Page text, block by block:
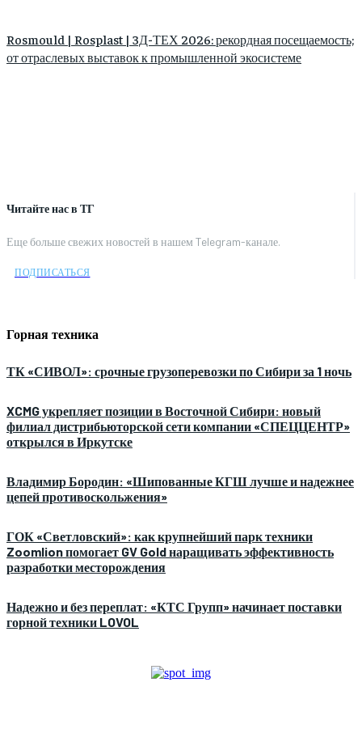
Читайте нас в ТГ
Еще больше свежих новостей в нашем Telegram-канале.
ПОДПИСАТЬСЯ
Горная техника
ТК «СИВОЛ»: срочные грузоперевозки по Сибири за 1 ночь
XCMG укрепляет позиции в Восточной Сибири: новый
филиал дистрибьюторской сети компании «СПЕЦЦЕНТР»
открылся в Иркутске
Владимир Бородин: «Шипованные КГШ лучше и надежнее
цепей противоскольжения»
ГОК «Светловский»: как крупнейший парк техники
Zoomlion помогает GV Gold наращивать эффективность
разработки месторождения
Надежно и без переплат: «КТС Групп» начинает поставки
горной техники LOVOL
Rosmould | Rosplast | 3Д-ТЕХ 2026: рекордная посещаемость;
от отраслевых выставок к промышленной экосистеме